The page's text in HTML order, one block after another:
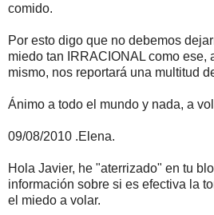
comido.
Por esto digo que no debemos
miedo tan IRRACIONAL como ese,
mismo, nos reportará una multitud
Ánimo a todo el mundo y nada, a
09/08/2010 .Elena.
Hola Javier, he "aterrizado" en tu
información sobre si es efectiva la
el miedo a volar.